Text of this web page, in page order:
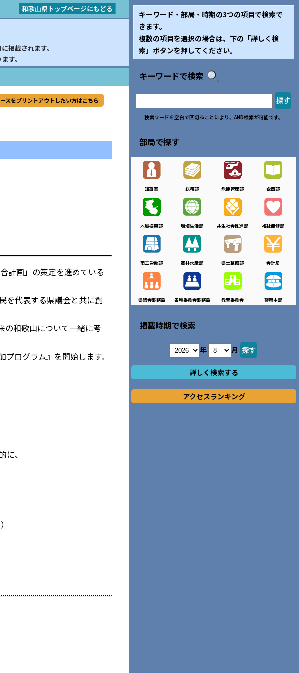
和歌山県トップページにもどる
掲載されます。
す。
スをプリントアウトしたい方はこちら
計画」の策定を進めている
を代表する県議会と共に創
の和歌山について一緒に考
ログラム』を開始します。
、
キーワード・部局・時期の3つの項目で検索で
きます。
複数の項目を選択の場合は、下の「詳しく検
索」ボタンを押してください。
キーワードで検索
検索ワードを空白で区切ることにより、AND検索が可能です。
部局で探す
知事室 総務部 危機管理部 企画部
地域振興部 環境生活部 共生社会推進部 福祉保健部
商工労働部 農林水産部 県土整備部 会計局
県議会事務局 各種委員会事務局 教育委員会 警察本部
掲載時期で検索
年 月
詳しく検索する
アクセスランキング